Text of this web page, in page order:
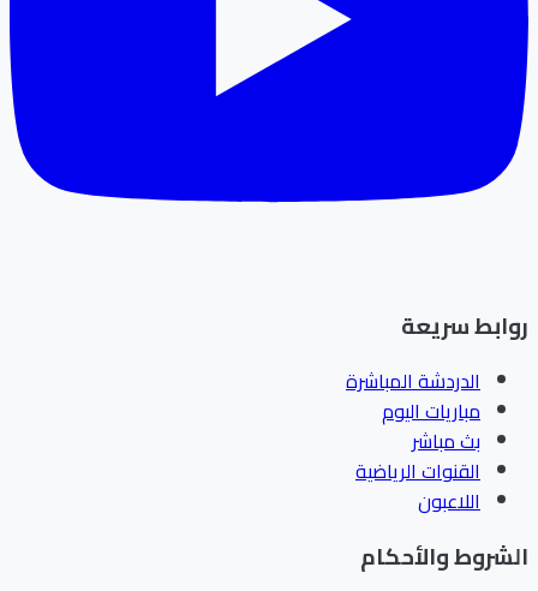
سريعة
الدردشة المباشرة
مباريات اليوم
بث مباشر
القنوات الرياضية
اللاعبون
والأحكام